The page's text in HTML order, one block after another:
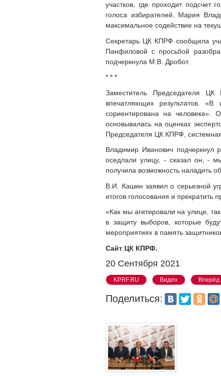
участков, где проходит
голоса избирателей. Мария
максимальное содействие на
Секретарь ЦК КПРФ сообщила
Панфиловой с просьбой
подчеркнула М.В. Дробот.
* * *
Заместитель Председателя
впечатляющих результатов.
сориентирована на человека».
основывалась на оценках
Председателя ЦК КПРФ,
Владимир Иванович подчеркнул
оседлали улицу, - сказал он, -
получила возможность наладить
В.И. Кашин заявил о серьезной
итогов голосования и
«Как мы агитировали на улице,
в защиту выборов, которые
мероприятиях в память
Сайт ЦК КПРФ.
20 Сентября 2021
KPRF.RU Видео Вперёд
Поделиться: